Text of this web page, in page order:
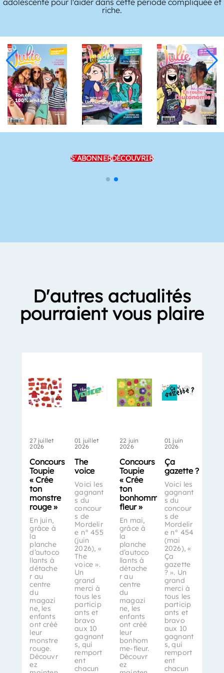
adolescente pour l'aider dans cette période compliquée et
riche.
S'ABONNERDÉCOUVRIR
D'autres actualités
pourraient vous plaire
27 juillet
2026
Concours
Toupie
« Crée
ton
monstre
rouge »
En juin,
grâce à
la
planche
d’autoco
llants à
détache
r au
centre
du
magazi
ne, les
enfants
ont créé
leur
monstre
rouge.
Découvr
ez
01 juillet
2026
The
voice
Voici les
gagnant
s du
concour
s de
Mordelir
e n° 455
(juin
2026), «
The
voice ».
Un
grand
merci à
tous les
particip
ants et
bravo
aux 10
gagnant
s, qui
remport
ent
chacun
22 juin
2026
Concours
Toupie
« Crée
ton
bonhomme-
fleur »
En mai,
grâce à
la
planche
d’autoco
llants à
détache
r au
centre
du
magazi
ne, les
enfants
ont créé
leur
bonhom
me-fleur.
Découvr
ez
01 juin
2026
Ça
gazette ?
Voici les
gagnant
s du
concour
s de
Mordelir
e n° 454
(mai
2026), «
Ça
gazette
? ». Un
grand
merci à
tous les
particip
ants et
bravo
aux 10
gagnant
s, qui
remport
ent
chacun